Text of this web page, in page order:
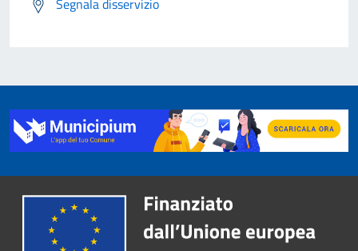
Segnala disservizio